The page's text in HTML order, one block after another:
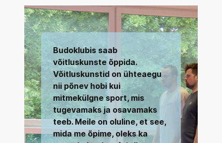
Budoklubis saab
võitluskunste õppida.
Võitluskunstid on ühteaegu
nii põnev hobi kui
mitmekülgne sport, mis
tugevamaks ja osavamaks
teeb. Meile on oluline, et see,
mida me õpime, oleks ka